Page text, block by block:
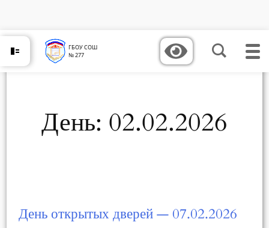
ГБОУ СОШ
№ 277
содержимому
День: 02.02.2026
День открытых дверей — 07.02.2026